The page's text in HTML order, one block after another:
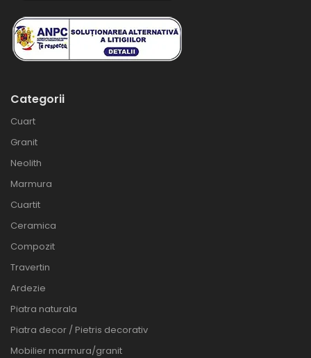
Categorii
Cuart
Granit
Neolith
Marmura
Cuartit
Ceramica
Compozit
Travertin
Ardezie
Piatra naturala
Piatra decor / Pietris decorativ
Mobilier marmura/granit